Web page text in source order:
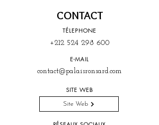
TÉLEPHONE
+212 524 298 600
E-MAIL
contact@palaisronsard.com
SITE WEB
Site Web
CONTACT